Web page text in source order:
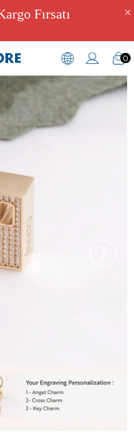
Fırsatı
0